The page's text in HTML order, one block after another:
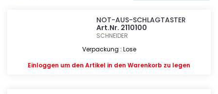
NOT-AUS-SCHLAGTASTER
Art.Nr. 2110100
SCHNEIDER
Verpackung : Lose
Einloggen um den Artikel in den Warenkorb zu legen